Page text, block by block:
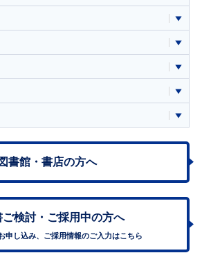
図書館・書店の方へ
検討・ ご採用中の方へ
申し込み、ご採用情報のご入力はこちら